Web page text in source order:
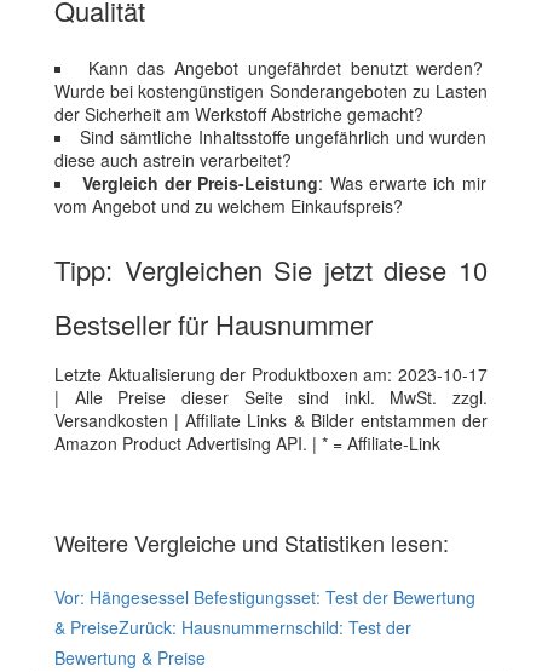
Qualität
Kann das Angebot ungefährdet benutzt werden?
Wurde bei kostengünstigen Sonderangeboten zu Lasten
der Sicherheit am Werkstoff Abstriche gemacht?
Sind sämtliche Inhaltsstoffe ungefährlich und wurden
diese auch astrein verarbeitet?
Vergleich der Preis-Leistung: Was erwarte ich mir
vom Angebot und zu welchem Einkaufspreis?
Tipp: Vergleichen Sie jetzt diese 10
Bestseller für Hausnummer
Letzte Aktualisierung der Produktboxen am: 2023-10-17
| Alle Preise dieser Seite sind inkl. MwSt. zzgl.
Versandkosten | Affiliate Links & Bilder entstammen der
Amazon Product Advertising API. | * = Affiliate-Link
Weitere Vergleiche und Statistiken lesen:
Vor: Hängesessel Befestigungsset: Test der Bewertung
& PreiseZurück: Hausnummernschild: Test der
Bewertung & Preise